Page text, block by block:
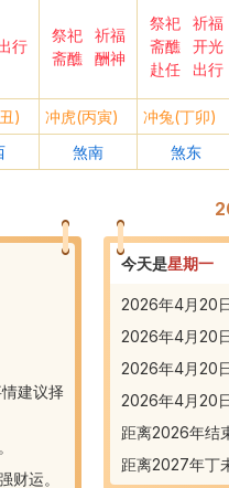
行
祭祀
祈福
斋醮
酬神
祭祀
祈福
斋醮
开光
赴任
出行
) 冲虎(丙寅) 冲兔(丁卯)
煞南 煞东
建议择
财运。
今天是星期一
2026年4月20
2026年4月20
2026年4月20
2026年4月20
距离2026年结
距离2027年丁